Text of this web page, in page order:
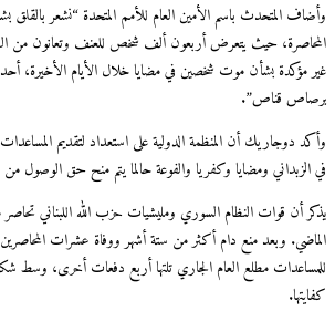
وأضاف المتحدث باسم الأمين العام للأمم المتحدة “نشعر بالقلق
المحاصرة، حيث يتعرض أربعون ألف شخص للعنف وتعانون من البرد
غير مؤكدة بشأن موت شخصين في مضايا خلال الأيام الأخيرة،
برصاص قناص”.
وأكد دوجاريك أن المنظمة الدولية على استعداد لتقديم المساعدات
في الزبداني ومضايا وكفريا والفوعة حالما يتم منح حق الوصول
يذكر أن قوات النظام السوري ومليشيات حزب الله اللبناني تحاصر
الماضي. وبعد منع دام أكثر من ستة أشهر ووفاة عشرات
للمساعدات مطلع العام الجاري تلتها أربع دفعات أخرى، وسط
كفايتها.